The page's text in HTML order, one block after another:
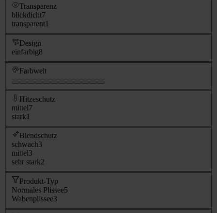
Transparenz
blickdicht7
transparent1
Design
einfarbig8
Farbwelt
Hitzeschutz
mittel7
stark1
Blendschutz
schwach3
mittel3
sehr stark2
Produkt-Typ
Normales Plissee5
Wabenplissee3